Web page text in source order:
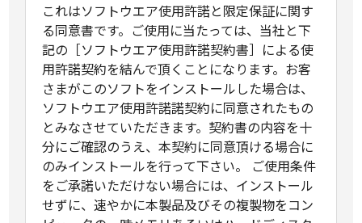
これはソフトウエア使用許諾と限定保証に関す
る同意書です。ご使用に当たっては、当社と下
記の［ソフトウエア使用許諾契約書］による使
用許諾契約を結んで頂くことになります。お客
さまがこのソフトをインストールした場合は、
ソフトウエア使用許諾諾契約に同意されたもの
とみなさせていただきます。契約書の内容を十
分にご確認のうえ、本契約に同意頂ける場合に
のみインストールを行って下さい。 ご使用条件
をご承諾いただけない場合には、インストール
せずに、速やかに本製品及びその複製物をコン